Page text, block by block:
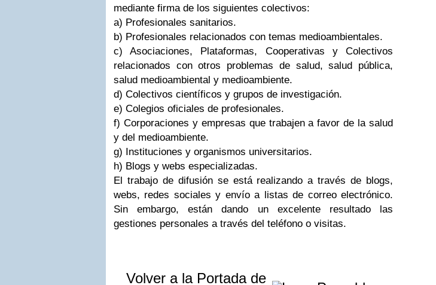
mediante firma de los siguientes colectivos:
a) Profesionales sanitarios.
b) Profesionales relacionados con temas medioambientales.
c) Asociaciones, Plataformas, Cooperativas y Colectivos
relacionados con otros problemas de salud, salud pública,
salud medioambiental y medioambiente.
d) Colectivos científicos y grupos de investigación.
e) Colegios oficiales de profesionales.
f) Corporaciones y empresas que trabajen a favor de la salud
y del medioambiente.
g) Instituciones y organismos universitarios.
h) Blogs y webs especializadas.
El trabajo de difusión se está realizando a través de blogs,
webs, redes sociales y envío a listas de correo electrónico.
Sin embargo, están dando un excelente resultado las
gestiones personales a través del teléfono o visitas.
Volver a la Portada de